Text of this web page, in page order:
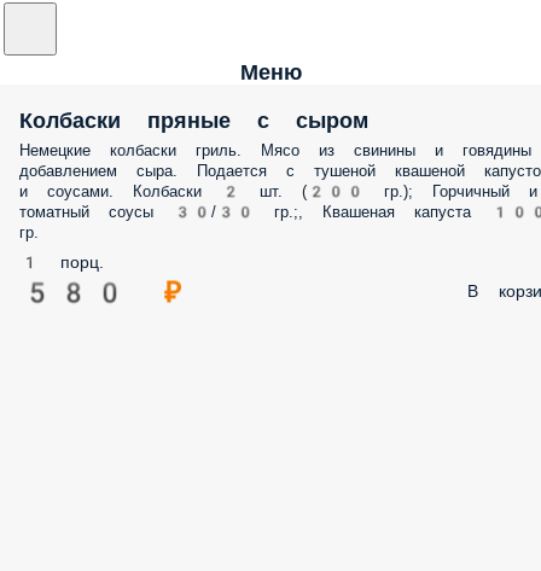
Меню
Колбаски пряные с сыром
Немецкие колбаски гриль. Мясо из свинины и
добавлением сыра. Подается с тушеной квашеной
и соусами. Колбаски 2 шт. (200 гр.); Горчичный и
томатный соусы 30/30 гр.;, Квашеная капуста
гр.
1 порц.
580 ₽ В